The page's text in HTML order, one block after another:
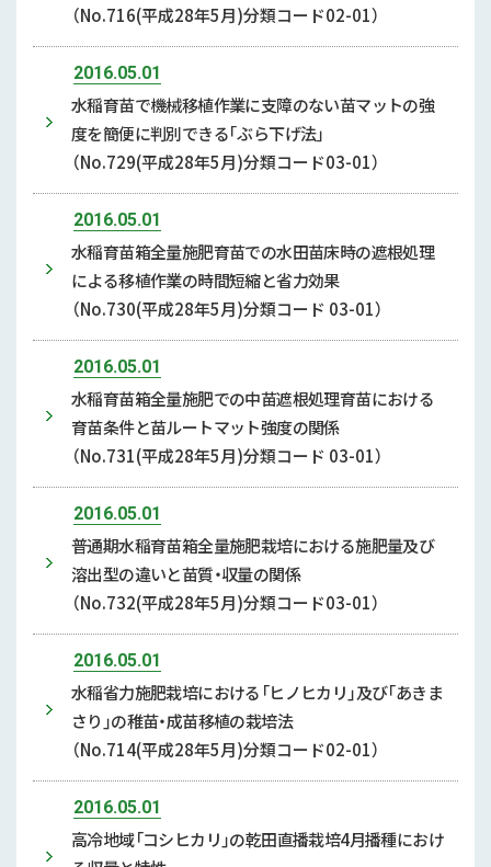
（No.716(平成28年5月)分類コード02-01）
2016.05.01
水稲育苗で機械移植作業に支障のない苗マットの強
度を簡便に判別できる｢ぶら下げ法｣
（No.729(平成28年5月)分類コード03-01）
2016.05.01
水稲育苗箱全量施肥育苗での水田苗床時の遮根処理
による移植作業の時間短縮と省力効果
（No.730(平成28年5月)分類コード 03-01）
2016.05.01
水稲育苗箱全量施肥での中苗遮根処理育苗における
育苗条件と苗ルートマット強度の関係
（No.731(平成28年5月)分類コード 03-01）
2016.05.01
普通期水稲育苗箱全量施肥栽培における施肥量及び
溶出型の違いと苗質・収量の関係
（No.732(平成28年5月)分類コード03-01）
2016.05.01
水稲省力施肥栽培における「ヒノヒカリ」及び「あきま
さり」の稚苗・成苗移植の栽培法
（No.714(平成28年5月)分類コード02-01）
2016.05.01
高冷地域「コシヒカリ」の乾田直播栽培4月播種におけ